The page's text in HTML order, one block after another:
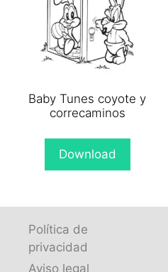
Baby Tunes coyote y
correcaminos
Download
Política de
privacidad
Aviso legal